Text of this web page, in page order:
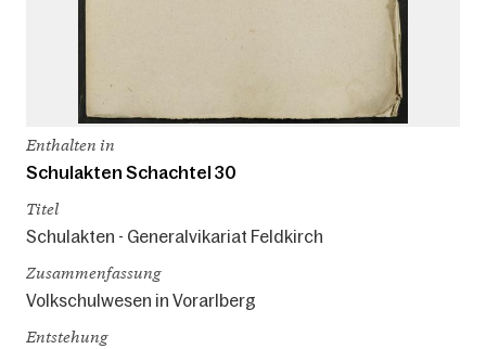
Enthalten in
Schulakten Schachtel 30
Titel
Schulakten - Generalvikariat Feldkirch
Zusammenfassung
Volkschulwesen in Vorarlberg
Entstehung